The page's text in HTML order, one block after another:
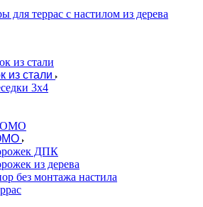
для террас с настилом из дерева
из стали
3х4
ДПК
из дерева
без монтажа настила